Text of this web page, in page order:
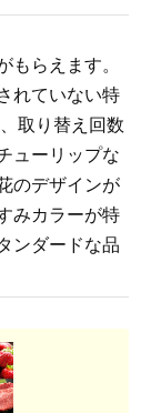
もらえます。
れていない特
取り替え回数
ューリップな
のデザインが
みカラーが特
ンダードな品